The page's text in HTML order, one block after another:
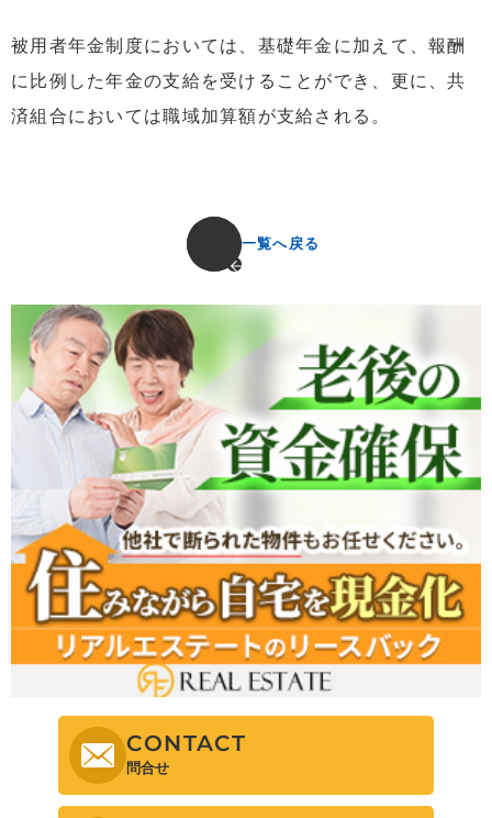
被用者年金制度においては、基礎年金に加えて、報酬
に比例した年金の支給を受けることができ、更に、共
済組合においては職域加算額が支給される。
一覧へ戻る
CONTACT
問合せ